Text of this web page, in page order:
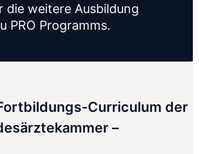
die weitere Ausbildung
PRO Programms.
Curriculum der
–